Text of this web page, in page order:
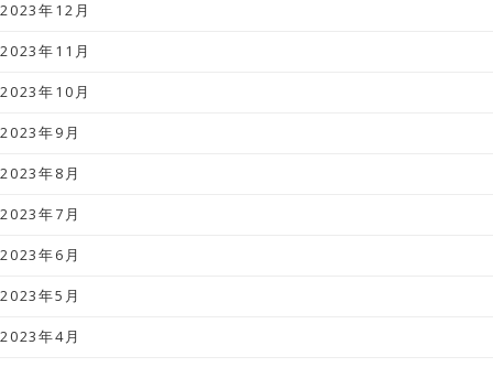
2023年12月
2023年11月
2023年10月
2023年9月
2023年8月
2023年7月
2023年6月
2023年5月
2023年4月